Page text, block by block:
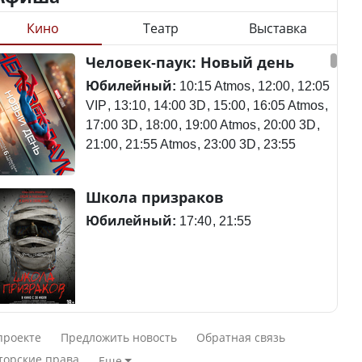
ли представлены
регионов в
төменгі жалақы,
экология: жеті
сайлаушылармен
талқылап жатыр?
зарплата,
говорят с
Станет ли
метапневмовирус
эпидемией, рассказали в
ВОЗ
потерпел крушение в
Южной Корее, погибли
120 человек
Актау: Путин принес
Кино Театр Выставка
Человек-паук: Новый день
Юбилейный: 10:15 Atmos 12:00 12:05
VIP 13:10 14:00 3D 15:00 16:05 Atmos
17:00 3D 18:00 19:00 Atmos 20:00 3D
21:00 21:55 Atmos 23:00 3D 23:55
Школа призраков
Юбилейный: 17:40 21:55
Смешарики сквозь вселенные
Юбилейный:
Предложить новость
Обратная связь